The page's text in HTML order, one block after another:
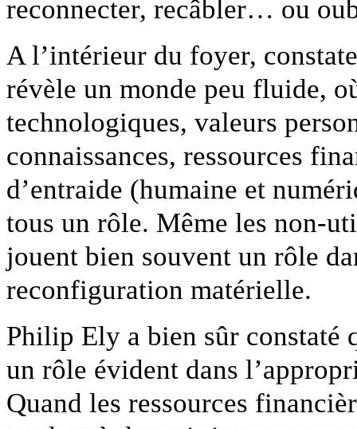
reconnecter, recâbler… ou
A l’intérieur du foyer,
révèle un monde peu fluide,
technologiques, valeurs
connaissances, ressources
d’entraide (humaine et
tous un rôle. Même les non-
jouent bien souvent un rôle
reconfiguration matérielle.
Philip Ely a bien sûr constaté
un rôle évident dans
Quand les ressources